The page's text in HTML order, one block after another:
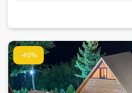
-40%